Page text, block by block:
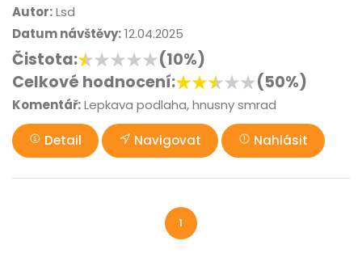
Autor:Lsd
Datum návštěvy:12.04.2025
Čistota:
(10%)
Celkové hodnocení:
(50%)
Komentář:Lepkava podlaha, hnusny smrad
Detail Navigovat Nahlásit
1